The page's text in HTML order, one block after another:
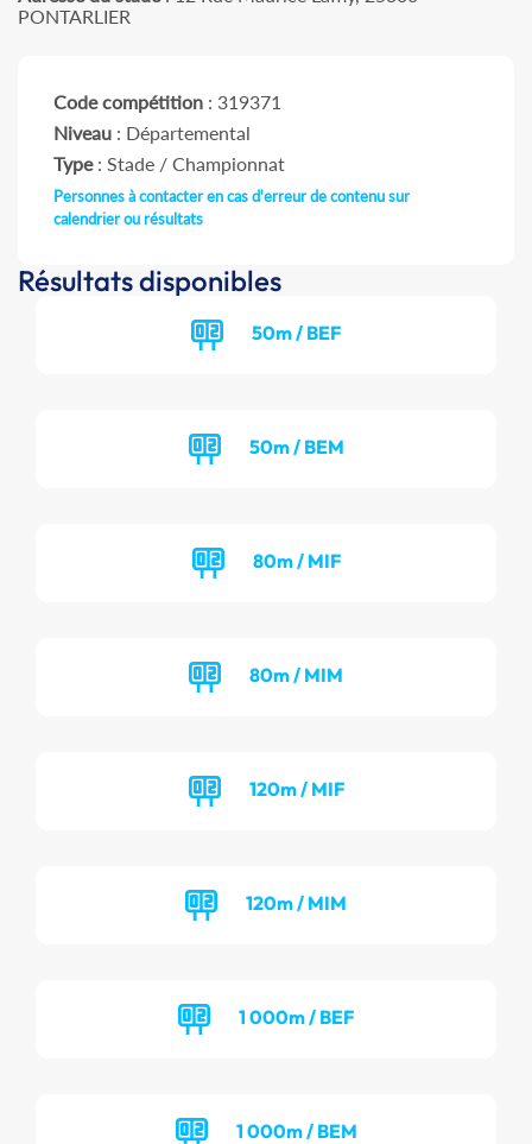
PONTARLIER
Code compétition : 319371
Niveau : Départemental
Type: Stade / Championnat
Personnes à contacter en cas d'erreur de contenu sur
calendrier ou résultats
Résultats disponibles
50m / BEF
50m / BEM
80m / MIF
80m / MIM
120m / MIF
120m / MIM
1 000m / BEF
1 000m / BEM